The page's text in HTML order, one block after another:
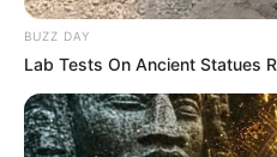
BUZZ DAY
Lab Tests On Ancient Statues